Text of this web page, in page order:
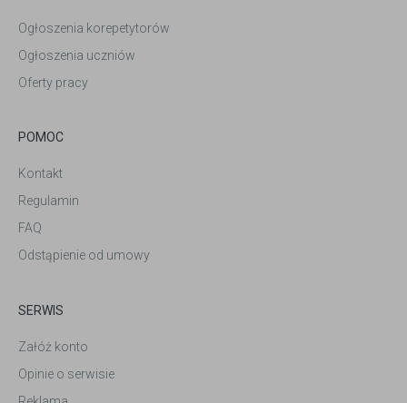
Ogłoszenia korepetytorów
Ogłoszenia uczniów
Oferty pracy
POMOC
Kontakt
Regulamin
FAQ
Odstąpienie od umowy
SERWIS
Załóż konto
Opinie o serwisie